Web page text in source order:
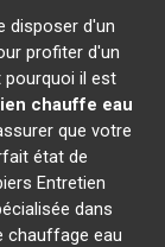
disposer d'un
profiter d'un
il est
chauffe eau
que votre
état de
Entretien
dans
chauffage eau